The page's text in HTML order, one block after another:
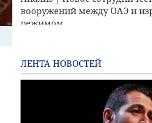
вооружений между ОАЭ и
режимом
с Ираном
ЛЕНТА НОВОСТЕЙ